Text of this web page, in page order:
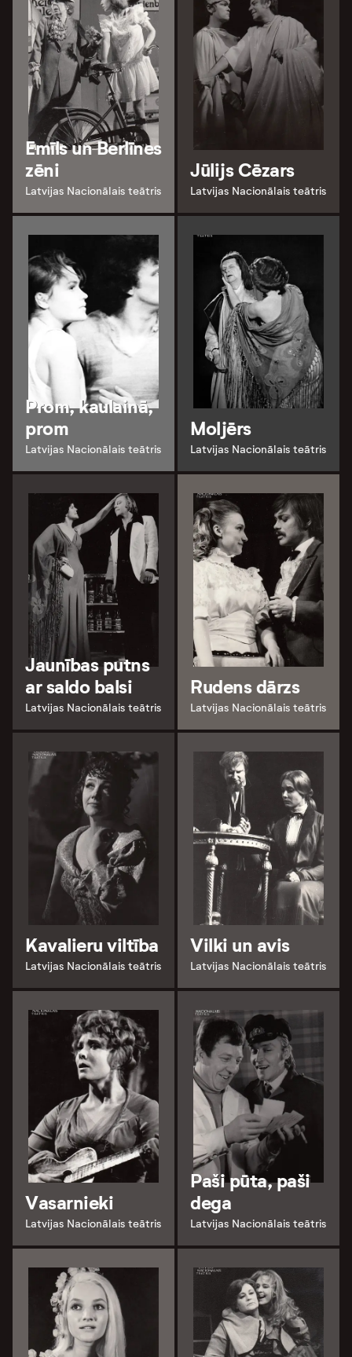
Emīls un Berlīnes
zēni
Latvijas Nacionālais teātris
Jūlijs Cēzars
Latvijas Nacionālais teātris
Prom, kaulainā,
prom
Latvijas Nacionālais teātris
Moljērs
Latvijas Nacionālais teātris
Jaunības putns
ar saldo balsi
Latvijas Nacionālais teātris
Rudens dārzs
Latvijas Nacionālais teātris
Kavalieru viltība
Latvijas Nacionālais teātris
Vilki un avis
Latvijas Nacionālais teātris
Vasarnieki
Latvijas Nacionālais teātris
Paši pūta, paši
dega
Latvijas Nacionālais teātris